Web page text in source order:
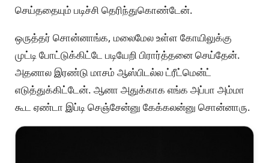
செய்ததையும் படிச்சி தெரிந்துகொண்டேன்.
ஒருத்தர் சொன்னாங்க, மலைமேல உள்ள கோயிலுக்கு
முட்டி போட்டுக்கிட்டே படியேறி பிரார்த்தனை செய்தேன்.
அதனால இரண்டு மாசம் ஆஸ்பிடல்ல ட்ரீட்மென்ட்
எடுத்துக்கிட்டேன். ஆனா அதுக்காக எங்க அப்பா அம்மா
கூட ஏண்டா இப்டி செஞ்சேன்னு கேக்கலன்னு சொன்னாரு.